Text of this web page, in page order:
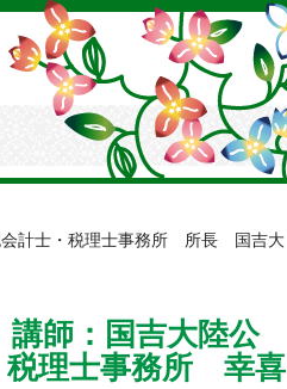
会計士・税理士事務所 所長 国吉大
師：国吉大陸公
理士事務所 幸喜